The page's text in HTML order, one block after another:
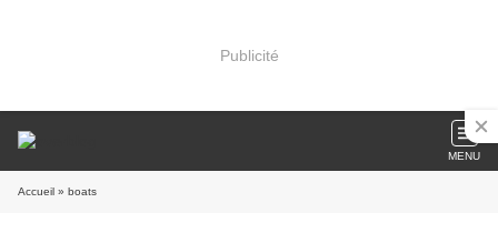
Publicité
MENU
Accueil » boats